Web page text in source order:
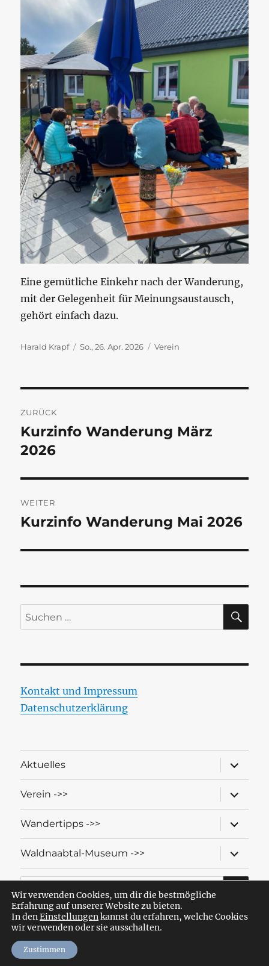
Eine gemütliche Einkehr nach der Wanderung,
mit der Gelegenheit für Meinungsaustausch,
gehört einfach dazu.
Autor
Harald Krapf
Veröffentlicht
So., 26. Apr. 2026 Kategorien
Verein
ZURÜCK
Vorheriger
Beitrag:
Kurzinfo Wanderung März
2026
WEITER
Nächster
Kurzinfo Wanderung Mai 2026
Suchen
nach:
Kontakt und Impressum
Datenschutzerklärung
Aktuelles
öffnen
Verein ->>
öffnen
Wandertipps ->>
öffnen
Waldnaabtal-Museum ->>
öffnen
Suche
nach:
Wandern mit dem OWV Windischeschenbach-Neuhaus
Datenschutzerklärung
Wir verwenden Cookies, um dir die bestmögliche
Erfahrung auf unserer Website zu bieten.
In denEinstellungenkannst du erfahren, welche Cookies
wir verwenden oder sie ausschalten.
Zustimmen